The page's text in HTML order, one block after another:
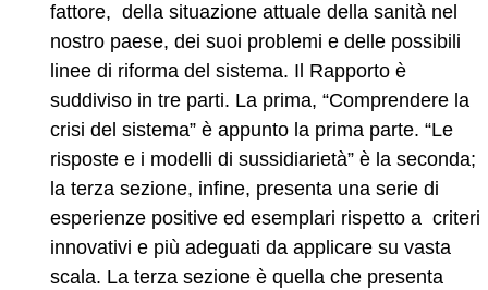
fattore, della situazione attuale della sanità nel
nostro paese, dei suoi problemi e delle possibili
linee di riforma del sistema. Il Rapporto è
suddiviso in tre parti. La prima, “Comprendere la
crisi del sistema” è appunto la prima parte. “Le
risposte e i modelli di sussidiarietà” è la seconda;
la terza sezione, infine, presenta una serie di
esperienze positive ed esemplari rispetto a criteri
innovativi e più adeguati da applicare su vasta
scala. La terza sezione è quella che presenta